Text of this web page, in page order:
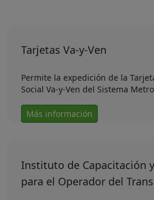
Tarjetas Va-y-Ven
Permite la expedición de la Tarjeta Inteligente de Tarifa
Social Va-y-Ven del Sistema
mayores y personas con
Más información
Instituto de Capacitación
para el Operador del